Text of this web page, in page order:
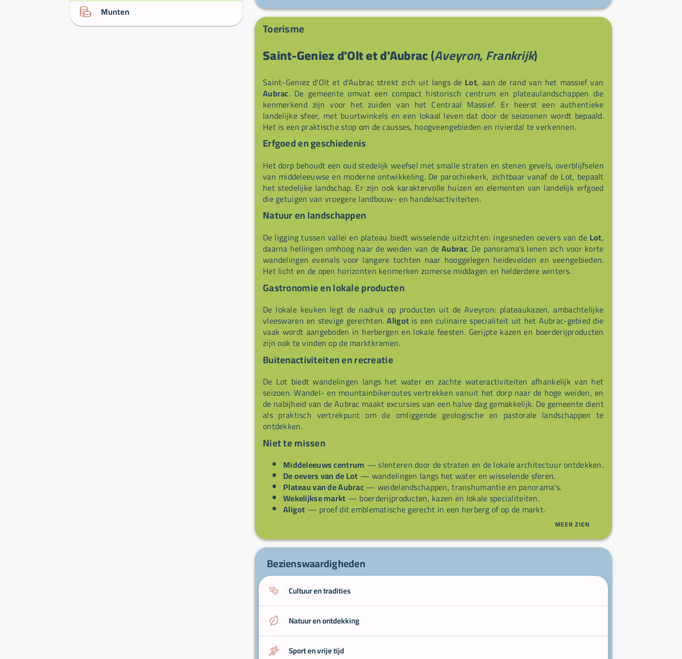
Munten
Toerisme
Saint-Geniez d'Olt et d'Aubrac(Aveyron, Frankrijk)
Saint-Geniez d'Olt et d'Aubrac strekt zich uit langs de Lot, aan de rand van het massief van
Aubrac. De gemeente omvat een compact historisch centrum en plateaulandschappen die
kenmerkend zijn voor het zuiden van het Centraal Massief. Er heerst een authentieke
landelijke sfeer, met buurtwinkels en een lokaal leven dat door de seizoenen wordt bepaald.
Het is een praktische stop om de causses, hoogveengebieden en rivierdal te verkennen.
Erfgoed en geschiedenis
Het dorp behoudt een oud stedelijk weefsel met smalle straten en stenen gevels, overblijfselen
van middeleeuwse en moderne ontwikkeling. De parochiekerk, zichtbaar vanaf de Lot, bepaalt
het stedelijke landschap. Er zijn ook karaktervolle huizen en elementen van landelijk erfgoed
die getuigen van vroegere landbouw- en handelsactiviteiten.
Natuur en landschappen
De ligging tussen vallei en plateau biedt wisselende uitzichten: ingesneden oevers van de Lot,
daarna hellingen omhoog naar de weiden van deAubrac. De panorama's lenen zich voor korte
wandelingen evenals voor langere tochten naar hooggelegen heidevelden en veengebieden.
Het licht en de open horizonten kenmerken zomerse middagen en helderdere winters.
Gastronomie en lokale producten
De lokale keuken legt de nadruk op producten uit de Aveyron: plateaukazen, ambachtelijke
vleeswaren en stevige gerechten.Aligot is een culinaire specialiteit uit het Aubrac-gebied die
vaak wordt aangeboden in herbergen en lokale feesten. Gerijpte kazen en boerderijproducten
zijn ook te vinden op de marktkramen.
Buitenactiviteiten en recreatie
De Lot biedt wandelingen langs het water en zachte wateractiviteiten afhankelijk van het
seizoen. Wandel- en mountainbikeroutes vertrekken vanuit het dorp naar de hoge weiden, en
de nabijheid van de Aubrac maakt excursies van een halve dag gemakkelijk. De gemeente dient
als praktisch vertrekpunt om de omliggende geologische en pastorale landschappen te
ontdekken.
Niet te missen
Middeleeuws centrum — slenteren door de straten en de lokale architectuur ontdekken.
De oevers van de Lot — wandelingen langs het water en wisselende sferen.
Plateau van de Aubrac— weidelandschappen, transhumantie en panorama's.
Wekelijkse markt — boerderijproducten, kazen en lokale specialiteiten.
Aligot — proef dit emblematische gerecht in een herberg of op de markt.
MEER ZIEN
Bezienswaardigheden
Cultuur en tradities
Natuur en ontdekking
Sport en vrije tijd